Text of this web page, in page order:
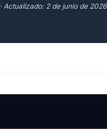
· Actualizado: 2 de junio de 2026